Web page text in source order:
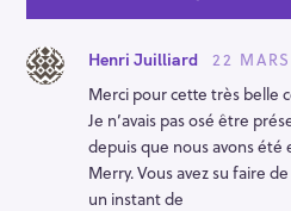
n Henri Juilliard
22
Merci pour cette très belle
Je n’avais pas osé être
depuis que nous avons été
Merry. Vous avez su faire
un instant de